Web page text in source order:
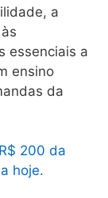
a
essenciais a
ensino
da
200 da
hoje.